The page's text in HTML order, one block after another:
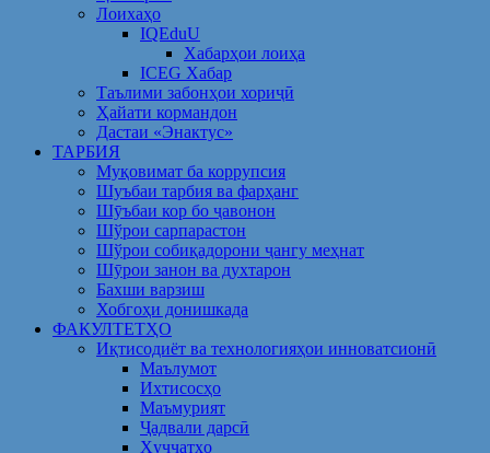
Лоихаҳо
IQEduU
Хабарҳои лоиҳа
ICEG Хабар
Таълими забонҳои хориҷӣ
Ҳайати кормандон
Дастаи «Энактус»
ТАРБИЯ
Муқовимат ба коррупсия
Шуъбаи тарбия ва фарҳанг
Шӯъбаи кор бо ҷавонон
Шўрои сарпарастон
Шўрои собиқадорони ҷангу меҳнат
Шӯрои занон ва духтарон
Бахши варзиш
Хобгоҳи донишкада
ФАКУЛТЕТҲО
Иқтисодиёт ва технологияҳои инноватсионӣ
Маълумот
Ихтисосҳо
Маъмурият
Ҷадвали дарсӣ
Ҳуҷҷатҳо